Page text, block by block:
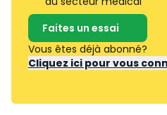
Faites un essai
Vous êtes déjà abonné?
Cliquez ici pour vous